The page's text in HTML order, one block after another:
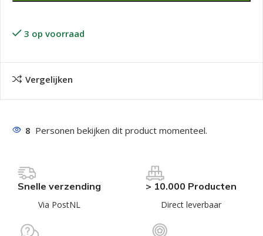
3 op voorraad
Vergelijken
8 Personen bekijken dit product momenteel.
Snelle verzending
Via PostNL
> 10.000 Producten
Direct leverbaar